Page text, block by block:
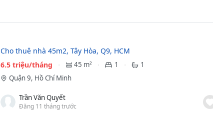
Cho thuê nhà 45m2, Tây Hòa, Q9, HCM
6.5 triệu/tháng
45 m² 1
1
Quận 9, Hồ Chí Minh
Trần Văn Quyết
Đăng 11 tháng trước